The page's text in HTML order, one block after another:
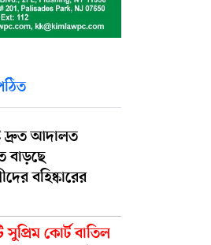
দ্রুত আদালত
বাড়ছে
বহিষ্কারের
কোর্ট বাতিল